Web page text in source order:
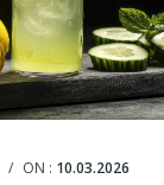
/ ON : 10.03.2026